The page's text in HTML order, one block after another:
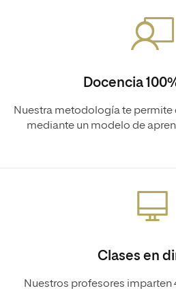
Docencia
Nuestra metodología te permite
mediante un modelo de
Clases en
Nuestros profesores imparten